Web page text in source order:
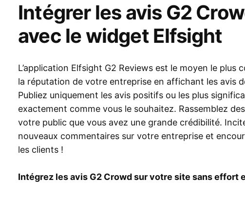
Intégrer les avis G2
avec le widget Elfsight
L’application Elfsight G2 Reviews est le moyen le
la réputation de votre entreprise en affichant les avis
Publiez uniquement les avis positifs ou les plus
exactement comme vous le souhaitez. Rassemblez
votre public que vous avez une grande crédibilité.
nouveaux commentaires sur votre entreprise et
les clients !
Intégrez les avis G2 Crowd sur votre site sans effort